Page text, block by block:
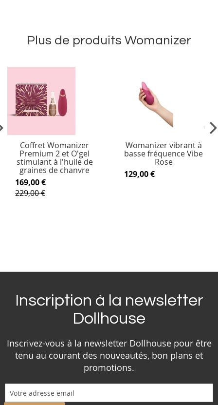
Plus de produits Womanizer
Coffret Womanizer
Premium 2 et O'gel
stimulant à l'huile de
graines de chanvre
169,00 €
229,00 €
Womanizer vibrant à
basse fréquence Vibe
Rose
129,00 €
Inscription à la newsletter
Dollhouse
Inscrivez-vous à la newsletter Dollhouse pour être
tenu au courant des nouveautés, bon plans et
promotions.